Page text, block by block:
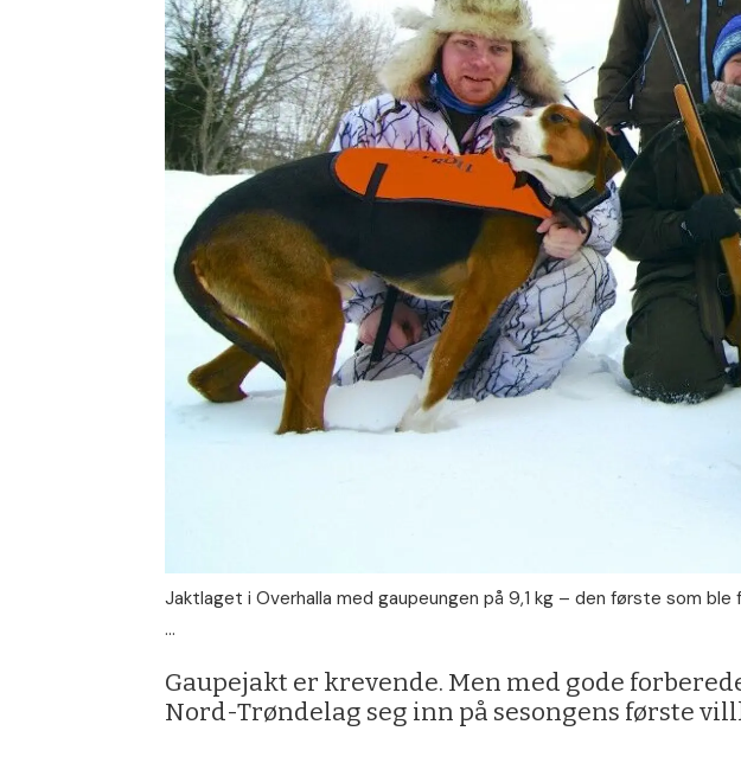
Jaktlaget i Overhalla med gaupeungen på 9,1 kg – den første som
...
Gaupejakt er krevende. Men med gode
Nord-Trøndelag seg inn på sesongens første